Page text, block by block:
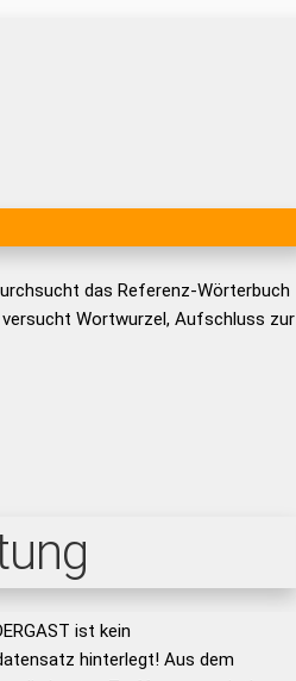
das Referenz-Wörterbuch
Wortwurzel, Aufschluss zur
ist kein
hinterlegt! Aus dem